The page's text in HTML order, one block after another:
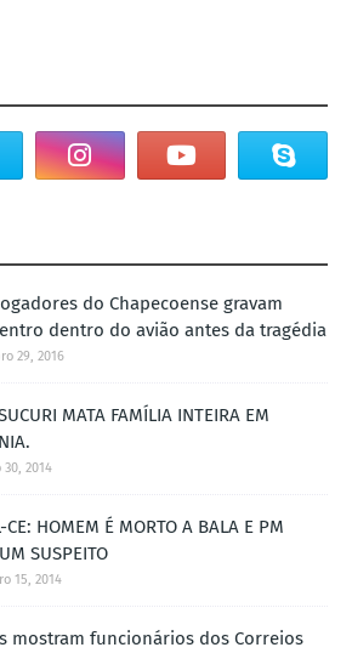
do Chapecoense gravam
dentro do avião antes da tragédia
29, 2016
MATA FAMÍLIA INTEIRA EM
2014
CE: HOMEM É MORTO A BALA E PM
SUSPEITO
15, 2014
mostram funcionários dos Correios